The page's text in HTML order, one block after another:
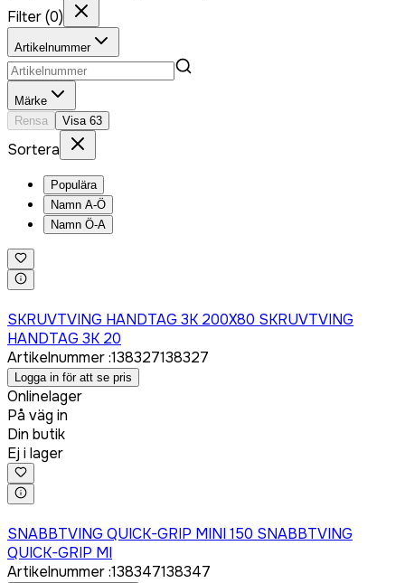
Filter(0)
Artikelnummer
Märke
Rensa
Visa 63
Sortera
Populära
Namn A-Ö
Namn Ö-A
SKRUVTVING HANDTAG 3K 200X80 SKRUVTVING
HANDTAG 3K 20
Artikelnummer:138327138327
Logga in för att se pris
Onlinelager
På väg in
Din butik
Ej i lager
SNABBTVING QUICK-GRIP MINI 150 SNABBTVING
QUICK-GRIP MI
Artikelnummer:138347138347